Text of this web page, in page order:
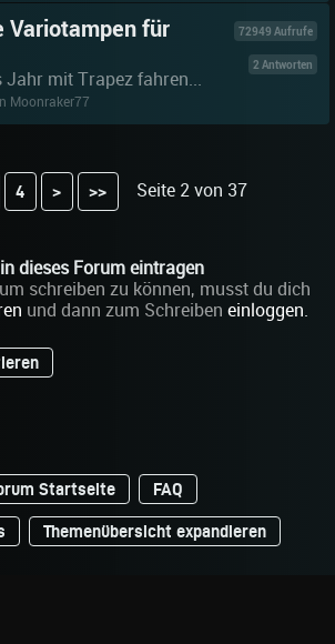
Variotampen für
Jahr mit Trapez fahren...
Moonraker77
72949 Aufrufe
2 Antworten
4 > >> Seite 2 von 37
dieses Forum eintragen
schreiben zu können, musst du dich
und dann zum Schreiben einloggen.
Startseite FAQ
Themenübersicht expandieren